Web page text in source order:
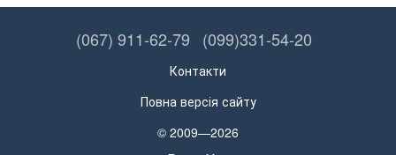
(067) 911-62-79 (099)331-54-20
Контакти
Повна версія сайту
© 2009—2026